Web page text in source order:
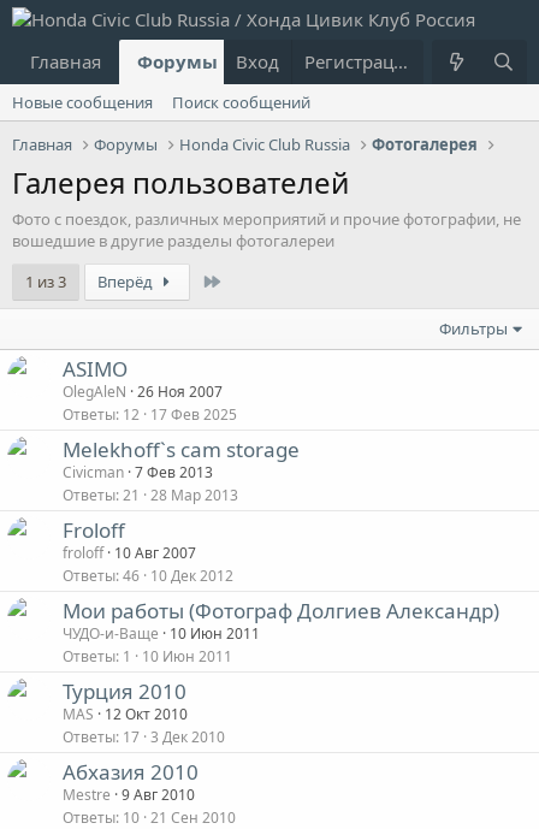
Главная Форумы Что нового?
Вход Регистрация
Новые сообщения
Поиск сообщений
Главная
Форумы Honda Civic Club Russia Фотогалерея
Галерея пользователей
Фото с поездок, различных мероприятий и прочие фотографии, не
вошедшие в другие разделы фотогалереи
1 из 3
Вперёд
Фильтры
ASIMO
OlegAleN 26 Ноя 2007
Ответы 12 17 Фев 2025
Melekhoff`s cam storage
Civicman 7 Фев 2013
Ответы 21 28 Мар 2013
Froloff
froloff 10 Авг 2007
Ответы 46 10 Дек 2012
Мои работы (Фотограф Долгиев Александр)
ЧУДО-и-Ваще
10 Июн 2011
Ответы 1 10 Июн 2011
Турция 2010
MAS
12 Окт 2010
Ответы 17 3 Дек 2010
Абхазия 2010
Mestre 9 Авг 2010
Ответы 10 21 Сен 2010